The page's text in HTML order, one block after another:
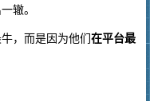
辙。
，而是因为他们在平台最